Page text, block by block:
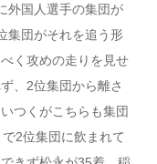
外国人選手の集団が
集団がそれを追う形
く攻めの走りを見せ
、2位集団から離さ
つくがこちらも集団
2位集団に飲まれて